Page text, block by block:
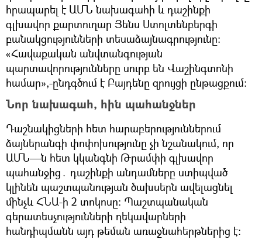
հրապարել է ԱՄՆ նախագահի և դաշինքի
գլխավոր քարտուղար Յենս Ստոլտենբերգի
բանակցությունների տեսաձայնագրությունը։
«Հավաքական անվտանգության
պարտավորությունները սուրբ են Վաշինգտոնի
համար»,-ընդգծում է Բայդենը զրույցի ընթացքում։
Նոր նախագահ, հին պահանջներ
Դաշնակիցների հետ հարաբերություններում
ձայներանգի փոփոխությունը չի նշանակում, որ
ԱՄՆ—ն հետ կկանգնի Թրամփի գլխավոր
պահանջից․ դաշինքի անդամները ստիպված
կլինեն պաշտպանության ծախսերն ավելացնել
մինչև ՀՆԱ-ի 2 տոկոսը։ Պաշտպանական
գերատեսչությունների ղեկավարների
հանդիպմանն այդ թեման առաջնահերթներից է։